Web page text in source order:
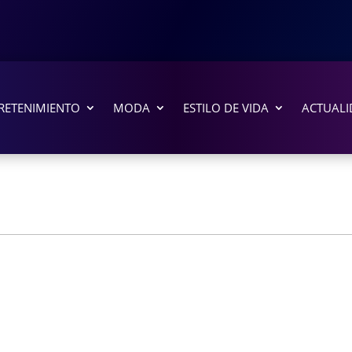
MODA ESTILO DE VIDA